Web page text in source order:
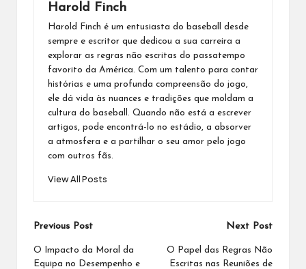
Harold Finch
Harold Finch é um entusiasta do baseball desde
sempre e escritor que dedicou a sua carreira a
explorar as regras não escritas do passatempo
favorito da América. Com um talento para contar
histórias e uma profunda compreensão do jogo,
ele dá vida às nuances e tradições que moldam a
cultura do baseball. Quando não está a escrever
artigos, pode encontrá-lo no estádio, a absorver
a atmosfera e a partilhar o seu amor pelo jogo
com outros fãs.
View All Posts
Post
navigation
Previous Post
O Impacto da Moral da
Equipa no Desempenho e
Next Post
O Papel das Regras Não
Escritas nas Reuniões de